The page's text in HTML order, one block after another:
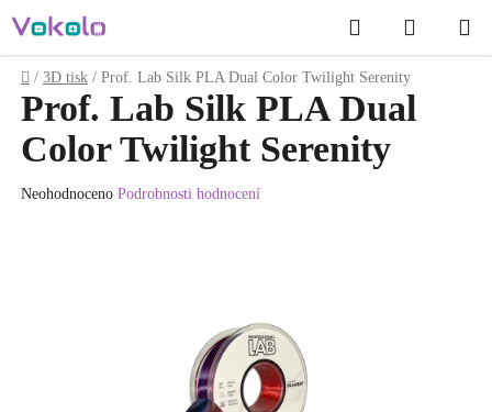
na
obsah
Hledat
KOŠÍK
Domů
/ 3D tisk / Prof. Lab Silk PLA Dual Color Twilight Serenity
Prof. Lab Silk PLA Dual
Color Twilight Serenity
Průměrné
Neohodnoceno Podrobnosti hodnocení